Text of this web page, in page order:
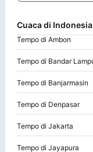
Cuaca di Indonesia
Tempo di Ambon
Tempo di Banjarmasin
Tempo di Denpasar
Tempo di Jakarta
Tempo di Jayapura